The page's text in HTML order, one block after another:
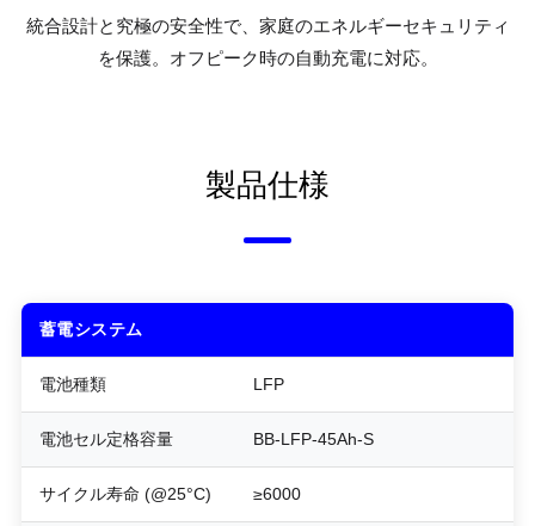
統合設計と究極の安全性で、家庭のエネルギーセキュリティ
を保護。オフピーク時の自動充電に対応。
製品仕様
蓄電システム
電池種類 LFP
電池セル定格容量 BB-LFP-45Ah-S
サイクル寿命 (@25°C) ≥6000